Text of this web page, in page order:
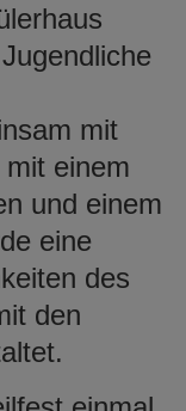
mit
einem
und einem
eine
des
den